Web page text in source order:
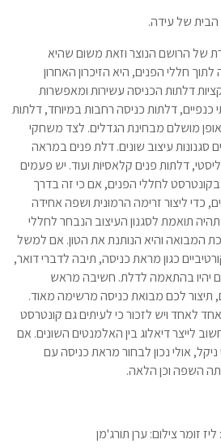
הבית של עידה.
של הרושם הנוצר וזאת משום שהיא
חללי הפנים, היא הזיכרון האחרון
דלתות הכניסה עשירות ומאפשרות
דלתות כניסה רחבות במיוחד, דלתות
מושלם מבחינת הגדלים. לצד משחקי
סגנונות עיצוב שונים. דלת פנים במראה
דלתות פנים קלאסיות ועוד. יש פעמים
לחללי הפנים, אם כי זה בדרך
כדי ליצור זרימה הרמונית ושפה אחידה
תואמת לסגנון העיצוב הנבחר לחללי
המבואה והיא הנותנת את הטון. אם למשל
כגון מראת כניסה, תיבה לדברי דואר,
יהיו בהתאמה לדלת. חשיבה מראש
תיצור לכם מבואת כניסה מרשימה מאוד.
לאחד ויש לזכור כי לעיתים גם קונטרסט
לייצר דיאלוג בין האלמנטים השונים. אם
אולי נכון לבחור מראת כניסה עם
השפה וכן הלאה.
ליז זומר צילום: ערן תורג'מן